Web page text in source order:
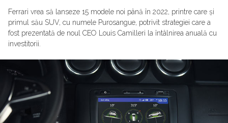
Ferrari vrea să lanseze 15 modele noi până în 2022, printre care și
primul său SUV, cu numele Purosangue, potrivit strategiei care a
fost prezentată de noul CEO Louis Camilleri la întâlnirea anuală cu
investitorii.